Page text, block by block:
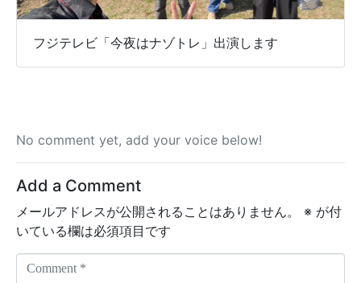
フジテレビ「今夜はナゾトレ」出演します
No comment yet, add your voice below!
Add a Comment
メールアドレスが公開されることはありません。 ※ が付
いている欄は必須項目です